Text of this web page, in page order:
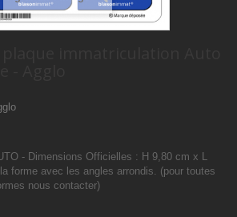
- Dimensions Officielles : H 9,80 cm x L
forme avec les angles arrondis. (pour toutes
nous contacter)